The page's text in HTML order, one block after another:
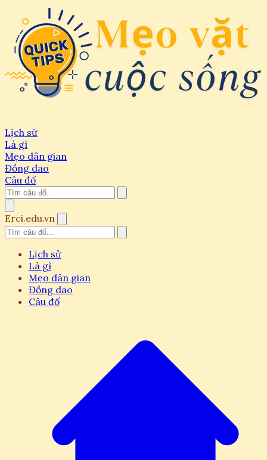
Lịch sử
Là gì
Mẹo dân gian
Đồng dao
Câu đố
Erci.edu.vn
Lịch sử
Là gì
Mẹo dân gian
Đồng dao
Câu đố